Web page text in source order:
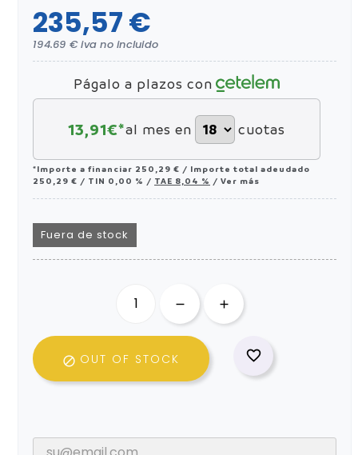
235,57 €
194.69 € iva no incluido
Págalo a plazos con
13,91€*al mes en cuotas
*Importe a financiar 250,29 € / Importe total adeudado
250,29 € / TIN 0,00 % / TAE 8,04 % / Ver más
Fuera de stock
 OUT OF STOCK 